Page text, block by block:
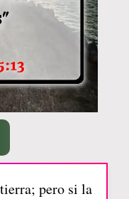
pero si la